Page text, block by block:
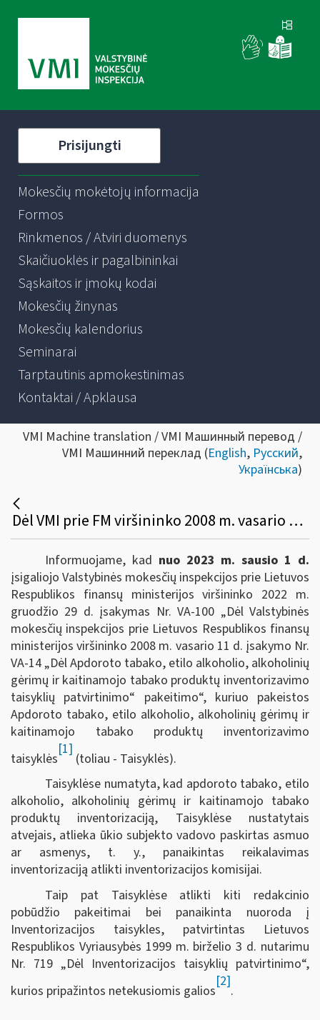
Prisijungti
Mokesčių mokėtojų informacija
Formos
Rinkmenos / Atviri duomenys
Skaičiuoklės ir pagalbininkai
Sąskaitos ir įmokų kodai
Mokesčių žinynas
Mokesčių kalendorius
Seminarai
Tarptautinis apmokestinimas
Kontaktai / Apklausa
VMI Machine translation / VMI Машинный перевод /
VMI Машинний переклад (English, Русский,
Українська)
Dėl VMI prie FM viršininko 2008 m. vasario 11 d. įsakymo VA-14 pakeitimo
Informuojame, kad nuo 2023 m. sausio 1 d.
įsigaliojo Valstybinės mokesčių inspekcijos prie Lietuvos
Respublikos finansų ministerijos viršininko 2022 m.
gruodžio 29 d. įsakymas Nr. VA-100 „Dėl Valstybinės
mokesčių inspekcijos prie Lietuvos Respublikos finansų
ministerijos viršininko 2008 m. vasario 11 d. įsakymo Nr.
VA-14 „Dėl Apdoroto tabako, etilo alkoholio, alkoholinių
gėrimų ir kaitinamojo tabako produktų inventorizavimo
taisyklių patvirtinimo“ pakeitimo“, kuriuo pakeistos
Apdoroto tabako, etilo alkoholio, alkoholinių gėrimų ir
kaitinamojo tabako produktų inventorizavimo
taisyklės
[1]
(toliau - Taisyklės).
Taisyklėse numatyta, kad apdoroto tabako, etilo
alkoholio, alkoholinių gėrimų ir kaitinamojo tabako
produktų inventorizaciją, Taisyklėse nustatytais
atvejais, atlieka ūkio subjekto vadovo paskirtas asmuo
ar asmenys, t. y., panaikintas reikalavimas
inventorizaciją atlikti inventorizacijos komisijai.
Taip pat Taisyklėse atlikti kiti redakcinio
pobūdžio pakeitimai bei panaikinta nuoroda į
Inventorizacijos taisykles, patvirtintas Lietuvos
Respublikos Vyriausybės 1999 m. birželio 3 d. nutarimu
Nr. 719 „Dėl Inventorizacijos taisyklių patvirtinimo“,
kurios pripažintos netekusiomis galios
[2]
.